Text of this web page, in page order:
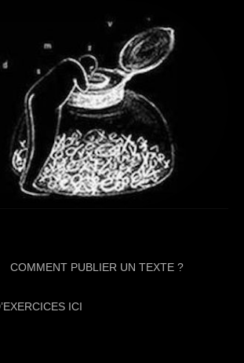
COMMENT PUBLIER UN TEXTE ?
ICI